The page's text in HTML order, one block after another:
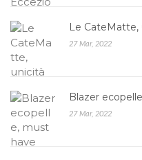
Le
27 Mar, 2022
Blazer
27 Mar, 2022